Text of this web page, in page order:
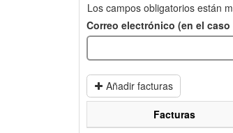
Los campos obligatorios están
Correo electrónico (en el
Añadir facturas
Facturas